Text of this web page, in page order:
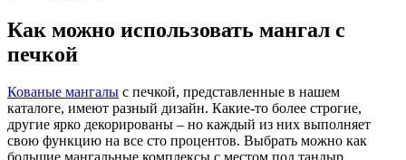
Как можно использовать мангал с
печкой
Кованые мангалы с печкой, представленные в нашем
каталоге, имеют разный дизайн. Какие-то более строгие,
другие ярко декорированы – но каждый из них выполняет
свою функцию на все сто процентов. Выбрать можно как